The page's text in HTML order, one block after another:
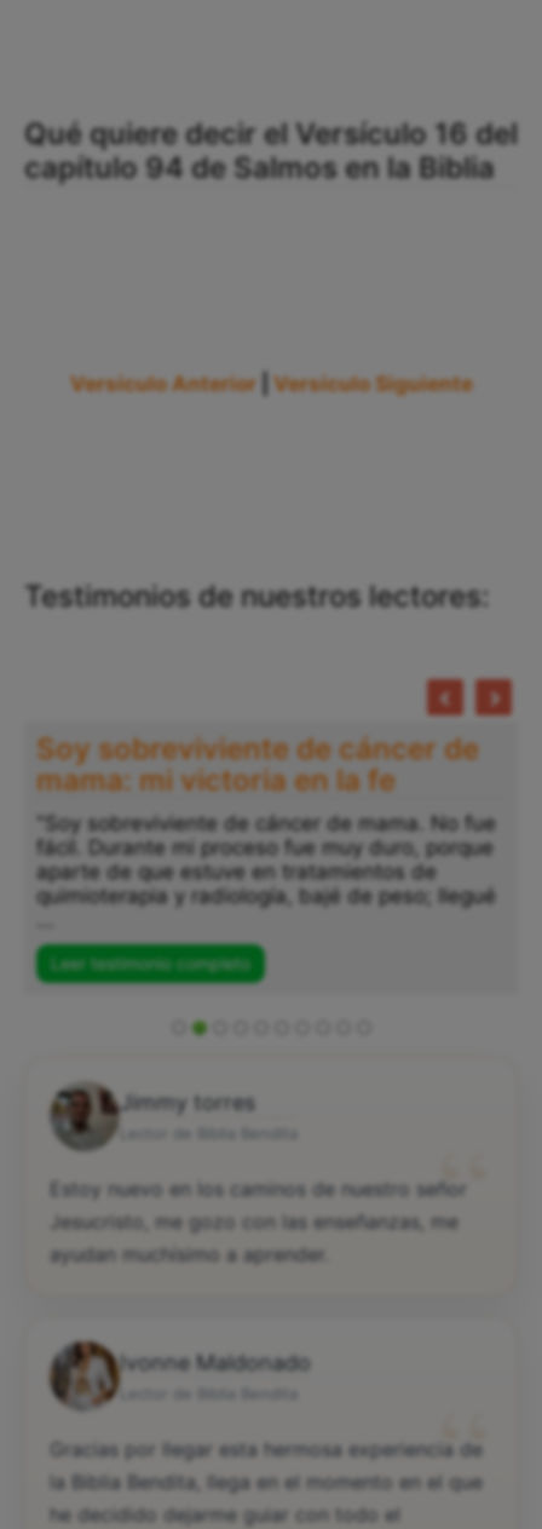
Qué quiere decir el Versículo 16 del
capítulo 94 de Salmos en la Biblia
Versículo Anterior Versículo Siguiente
Testimonios de nuestros lectores:
Soy sobreviviente de cáncer de
mama: mi victoria en la fe
"Soy sobreviviente de cáncer de mama. No fue
fácil. Durante mi proceso fue muy duro, porque
aparte de que estuve en tratamientos de
quimioterapia y radiología, bajé de peso; llegué
Leer testimonio completo
Jimmy torres
“
Estoy nuevo en los caminos de nuestro señor
Jesucristo, me gozo con las enseñanzas, me
ayudan muchísimo a aprender.
Ivonne Maldonado
“
Gracias por llegar esta hermosa experiencia de
la Biblia Bendita, llega en el momento en el que
he decidido dejarme guiar con todo el